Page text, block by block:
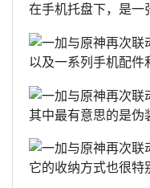
在手机托盘下，是一
以及一系列手机配件
其中最有意思的是伪
它的收纳方式也很特